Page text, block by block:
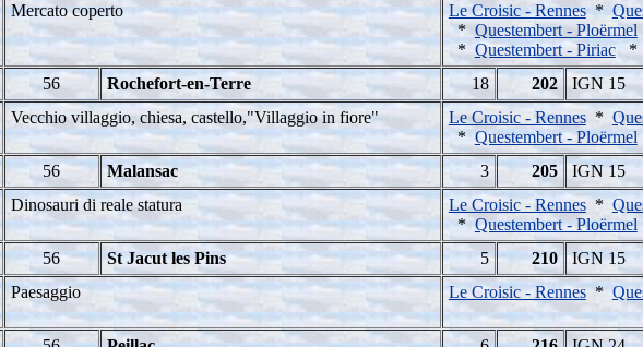
Mercato coperto Le Croisic - Rennes*
* Questembert - Ploërmel
* Questembert - Piriac
56 Rochefort-en-Terre 18 202
IGN 15
Vecchio villaggio, chiesa, castello,"Villaggio in fiore" Le Croisic - Rennes*
* Questembert - Ploërmel
56 Malansac 3 205
IGN 15
Dinosauri di reale statura Le Croisic - Rennes*
* Questembert - Ploërmel
56 St Jacut les Pins 5 210
IGN 15
Paesaggio Le Croisic - Rennes*